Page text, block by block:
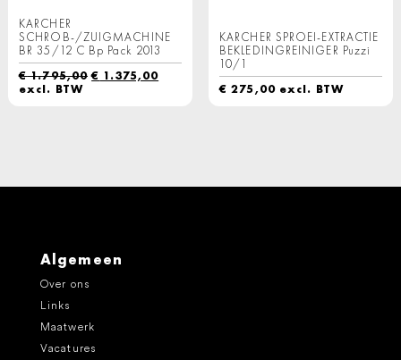
KARCHER
SCHROB-/ZUIGMACHINE
BR 35/12 C Bp Pack 2013
€1.795,00Oorspronkelijke
€ 1.375,00Huidige
excl. BTW
KARCHER SPROEI-EXTRACTIE
BEKLEDINGREINIGER Puzzi
10/1
€ 275,00excl. BTW
Algemeen
Over ons
Links
Maatwerk
Vacatures